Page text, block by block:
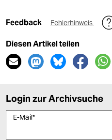
Feedback Fehlerhinweis
Diesen Artikel teilen
Login zur Archivsuche
E-Mail*